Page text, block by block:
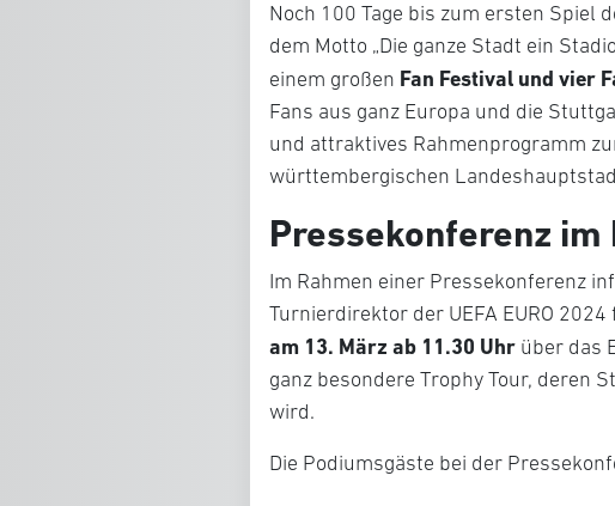
Noch 100 Tage bis zum ersten Spiel
dem Motto „Die ganze Stadt ein
einem großen Fan Festival und vier
Fans aus ganz Europa und die
und attraktives Rahmenprogramm
württembergischen
Pressekonferenz im
Im Rahmen einer Pressekonferenz
Turnierdirektor der UEFA EURO
am 13. März ab 11.30 Uhr über das
ganz besondere Trophy Tour, deren
wird.
Die Podiumsgäste bei der